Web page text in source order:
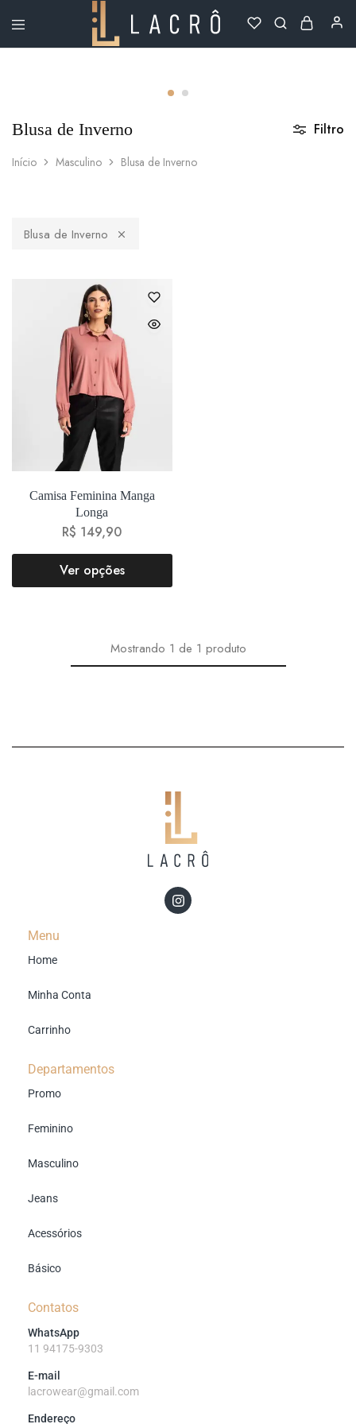
Lacrô
Blusa de Inverno
Início Masculino Blusa de Inverno
Filtro
Blusa de Inverno
Camisa Feminina Manga
Longa
R$ 149,90
Ver opções
Mostrando 1 de 1 produto
Menu
Home
Minha Conta
Carrinho
Departamentos
Promo
Feminino
Masculino
Jeans
Acessórios
Básico
Contatos
WhatsApp
11 94175-9303
E-mail
lacrowear@gmail.com
Endereço